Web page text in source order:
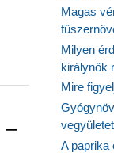
–
Magas
Milyen
királynők
Mire
A paprika